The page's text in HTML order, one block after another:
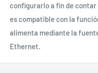
configurarlo a fin de
es compatible con la
alimenta mediante la
Ethernet.